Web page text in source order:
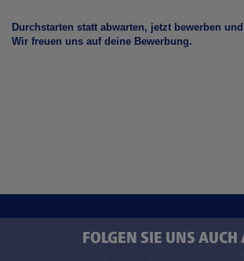
Durchstarten statt abwarten, jetzt bewerben
Wir freuen uns auf deine Bewerbung.
FOLGEN SIE UNS AUCH